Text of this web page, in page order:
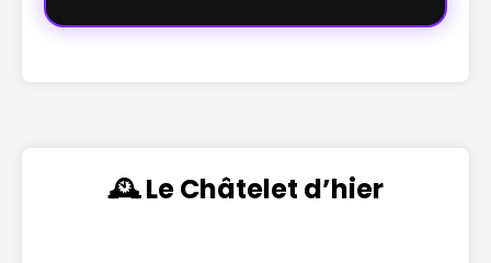
🕰️ Le Châtelet d’hier